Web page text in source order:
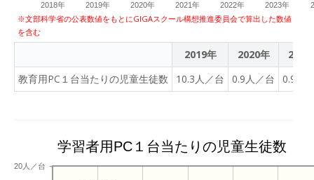
え、これってどうやってや
るんだっけ？」なんて、時
に子どもたちに教えを請い
ながら授業を進めていくこ
ともあります（教務主任は
日常茶飯事）。 また、予期
まった、なんてこともよく
あります。「先生、動かな
い。どうしたらいいの？」
2018年 2019年 2020年 2021年 2022年 2023年
※文部科学省の公表数値をもとにGIGAスクール構想推進委員会で算出した数値
を含む
2019年 2020年
2021
教育用PC１台当たりの児童生徒数
10.3人／台 0.9人／台 0.9人
学習者用PC１台当たりの児童生徒数
20人／台